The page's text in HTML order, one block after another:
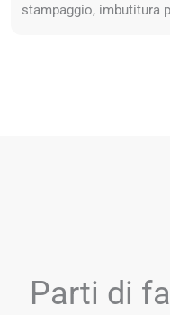
stampaggio, imbutitura
Parti di